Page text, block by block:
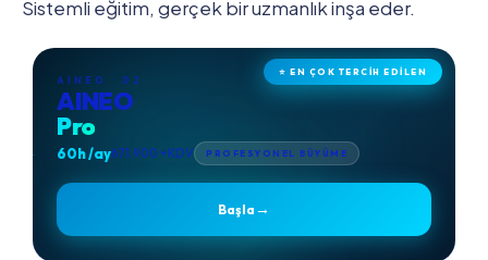
Sistemli eğitim, gerçek bir uzmanlık inşa eder.
⭐ EN ÇOK TERCİH EDİLEN
AINEO · 02
AINEO
Pro
60h /ay₺71.900 +KDV PROFESYONEL BÜYÜME
Başla →